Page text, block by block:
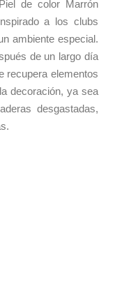
de color Marrón
a los clubs
ambiente especial.
de un largo día
recupera elementos
decoración, ya sea
desgastadas,